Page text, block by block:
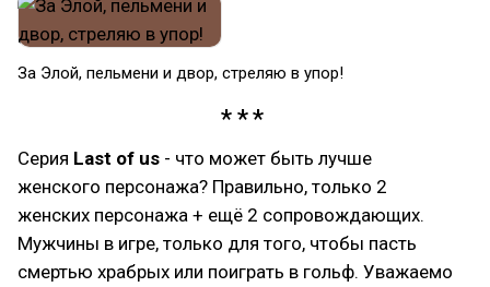
За Элой, пельмени и двор, стреляю в упор!
Серия Last of us - что может быть лучше
женского персонажа? Правильно, только 2
женских персонажа + ещё 2 сопровождающих.
Мужчины в игре, только для того, чтобы пасть
смертью храбрых или поиграть в гольф. Уважаемо